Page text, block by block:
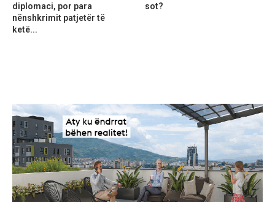
diplomaci, por para
nënshkrimit patjetër të
ketë...
sot?